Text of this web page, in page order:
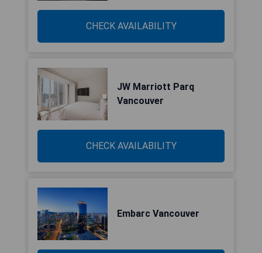
CHECK AVAILABILITY
JW Marriott Parq
Vancouver
CHECK AVAILABILITY
Embarc Vancouver